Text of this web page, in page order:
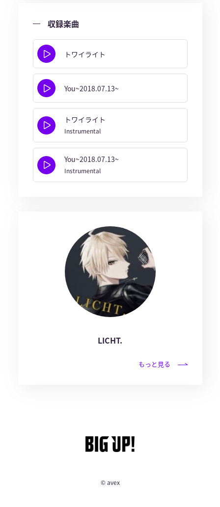
収録楽曲
トワイライト
You~2018.07.13~
トワイライト
Instrumental
You~2018.07.13~
Instrumental
LICHT.
もっと見る
© avex